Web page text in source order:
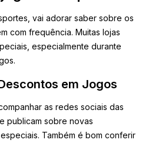
vai adorar saber sobre os
com frequência. Muitas lojas
especialmente durante
em Jogos
as redes sociais das
publicam sobre novas
Também é bom conferir